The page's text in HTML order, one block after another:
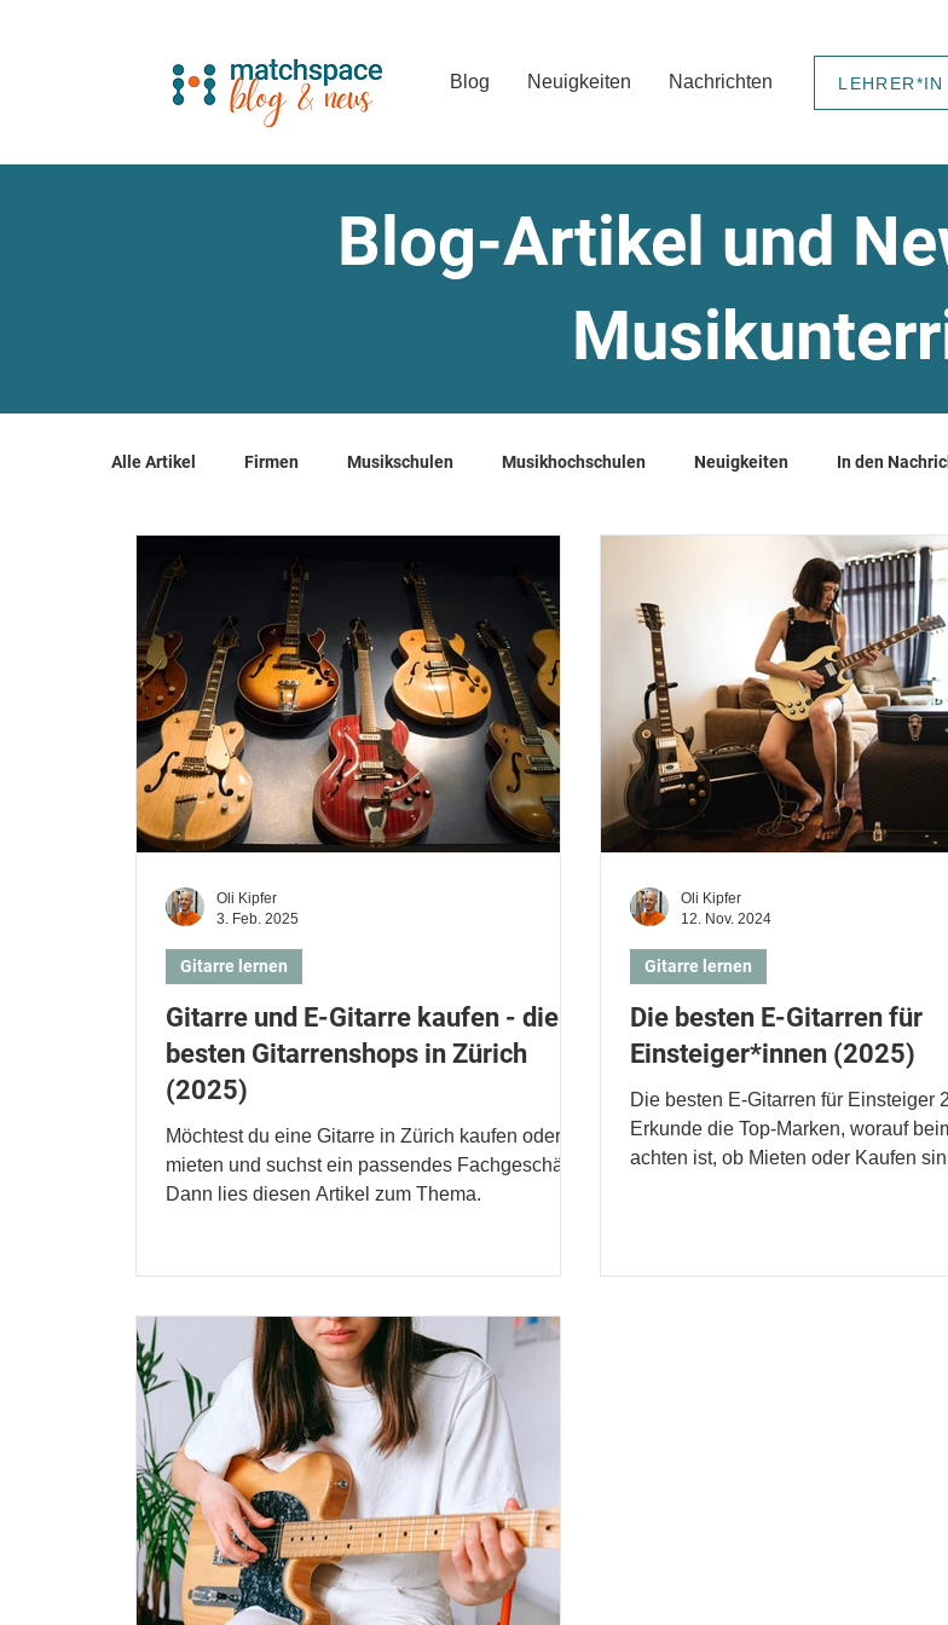
Blog Neuigkeiten Nachrichten LEHRER*IN
Blog-Artikel und
Alle Artikel Firmen Musikschulen Musikhochschulen Neuigkeiten In den
Musikschüler*innen Musiklehrer*innen Gitarre lernen Klavier
Geige oder Violine lernen Cello lernen E-Gitarre lernen Ukulele lernen
Gitarre und E-Gitarre kaufen - die
besten Gitarrenshops in Zürich
(2025)
Möchtest du eine Gitarre in Zürich kaufen oder
mieten und suchst ein passendes Fachgeschäft?
Dann lies diesen Artikel zum Thema.
Gitarre lernen
Oli Kipfer
3. Feb. 2025
Die besten E-Gitarren für
Einsteiger*innen (2025)
Die besten E-Gitarren für Einsteiger
Erkunde die Top-Marken, worauf
achten ist, ob Mieten oder Kaufen
Gitarre lernen
Oli Kipfer
12. Nov. 2024